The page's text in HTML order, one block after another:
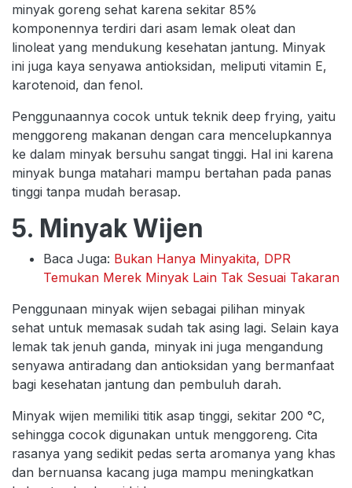
minyak goreng sehat karena sekitar 85%
komponennya terdiri dari asam lemak oleat dan
linoleat yang mendukung kesehatan jantung. Minyak
ini juga kaya senyawa antioksidan, meliputi vitamin E,
karotenoid, dan fenol.
Penggunaannya cocok untuk teknik deep frying, yaitu
menggoreng makanan dengan cara mencelupkannya
ke dalam minyak bersuhu sangat tinggi. Hal ini karena
minyak bunga matahari mampu bertahan pada panas
tinggi tanpa mudah berasap.
5. Minyak Wijen
Baca Juga: Bukan Hanya Minyakita, DPR
Temukan Merek Minyak Lain Tak Sesuai Takaran
Penggunaan minyak wijen sebagai pilihan minyak
sehat untuk memasak sudah tak asing lagi. Selain kaya
lemak tak jenuh ganda, minyak ini juga mengandung
senyawa antiradang dan antioksidan yang bermanfaat
bagi kesehatan jantung dan pembuluh darah.
Minyak wijen memiliki titik asap tinggi, sekitar 200 °C,
sehingga cocok digunakan untuk menggoreng. Cita
rasanya yang sedikit pedas serta aromanya yang khas
dan bernuansa kacang juga mampu meningkatkan